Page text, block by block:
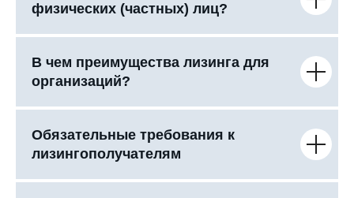
физических (частных) лиц?
В чем преимущества лизинга для
организаций?
Обязательные требования к
лизингополучателям